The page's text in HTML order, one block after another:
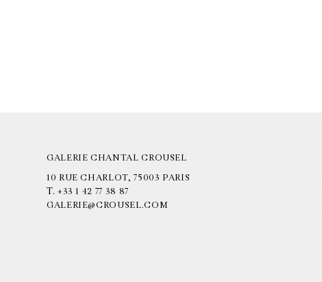
GALERIE CHANTAL CROUSEL
10 RUE CHARLOT, 75003 PARIS
T. +33 1 42 77 38 87
GALERIE@CROUSEL.COM